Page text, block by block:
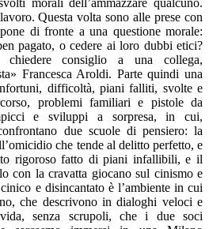
Questa volta sono alle prese con
di fronte a una questione morale:
pagato, o cedere ai loro dubbi etici?
consiglio a una collega,
Francesca Aroldi. Parte quindi una
difficoltà, piani falliti, svolte e
problemi familiari e pistole da
e sviluppi a sorpresa, in cui,
due scuole di pensiero: la
che tende al delitto perfetto, e
rigoroso fatto di piani infallibili, e il
con la cravatta giocano sul cinismo e
e disincantato è l’ambiente in cui
che descrivono in dialoghi veloci e
senza scrupoli, che i due soci